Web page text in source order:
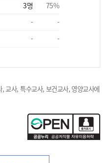
3명 75%
-
-
- -
교사, 특수교사, 보건교사, 영양교사에